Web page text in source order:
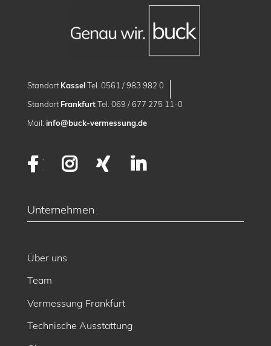
Standort KasselTel. 0561 / 983 982 0
Standort FrankfurtTel. 069 / 677 275 11-0
Mail: info@buck-vermessung.de
FacebookInstagram
XING
Unternehmen
Über uns
Team
Vermessung Frankfurt
Technische Ausstattung